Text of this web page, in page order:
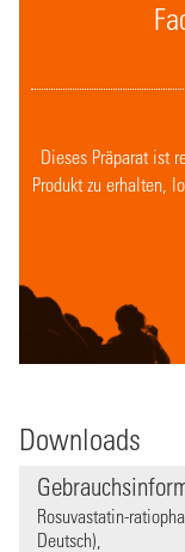
Dieses Präparat ist
Produkt zu erhalten,
Downloads
Rosuvastatin-
Deutsch),